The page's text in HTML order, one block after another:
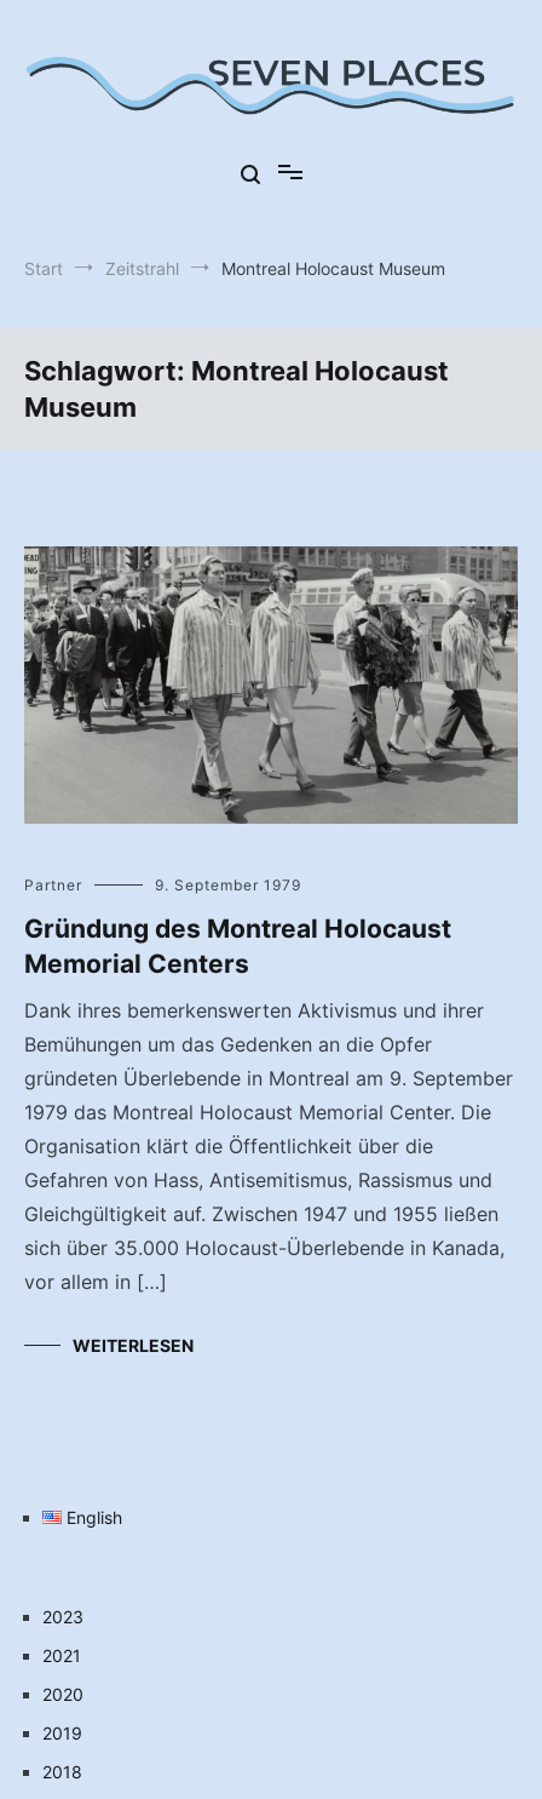
springen
Start Zeitstrahl Montreal Holocaust Museum
Schlagwort: Montreal Holocaust
Museum
Partner 9. September 1979
Gründung des Montreal Holocaust
Memorial Centers
Dank ihres bemerkenswerten Aktivismus und ihrer
Bemühungen um das Gedenken an die Opfer
gründeten Überlebende in Montreal am 9. September
1979 das Montreal Holocaust Memorial Center. Die
Organisation klärt die Öffentlichkeit über die
Gefahren von Hass, Antisemitismus, Rassismus und
Gleichgültigkeit auf. Zwischen 1947 und 1955 ließen
sich über 35.000 Holocaust-Überlebende in Kanada,
vor allem in […]
WEITERLESEN
English
2023
2021
2020
2019
2018